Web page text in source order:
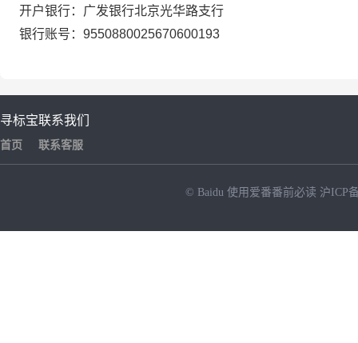
开户银行：广发银行北京光华路支行
银行账号：9550880025670600193
寻标宝
首页
联系我们
联系客服
© Baidu 使用爱番番前必读 沪ICP